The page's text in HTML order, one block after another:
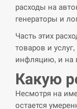
расходы на
генераторы и
Часть этих
товаров и
инфляцию, и на
Какую
Несмотря на
остается